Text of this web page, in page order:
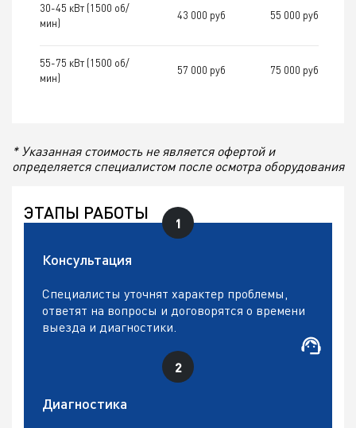
30-45 кВт (1500 об/
мин)
43 000 руб 55 000 руб
55-75 кВт (1500 об/
мин)
57 000 руб 75 000 руб
* Указанная стоимость не является офертой и
определяется специалистом после осмотра оборудования
ЭТАПЫ РАБОТЫ
Консультация
Специалисты уточнят характер проблемы,
ответят на вопросы и договорятся о времени
выезда и диагностики.
Диагностика